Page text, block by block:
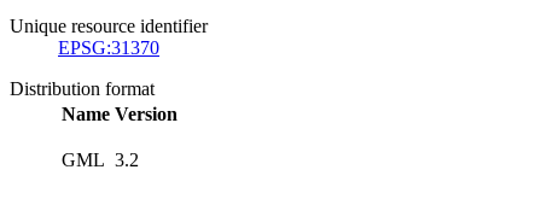
Unique resource identifier
EPSG:31370
Distribution format
Name Version
GML 3.2